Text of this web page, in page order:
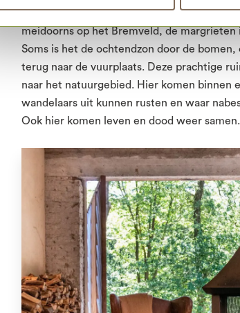
“Mijn mooiste plek in de natuur ligt niet
meidoorns op het Bremveld, de margrieten
Soms is het de ochtendzon door de
terug naar de vuurplaats. Deze prachtige
naar het natuurgebied. Hier komen binnen
wandelaars uit kunnen rusten en waar
Ook hier komen leven en dood weer